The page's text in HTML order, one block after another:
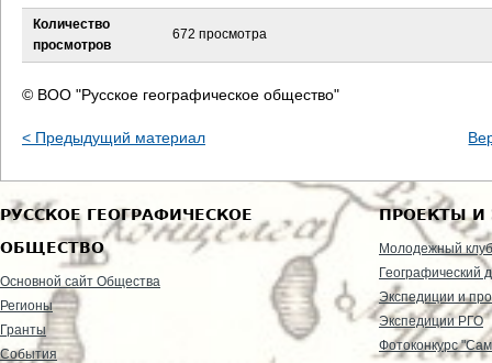
Количество
просмотров
672 просмотра
© ВОО "Русское географическое общество"
< Предыдущий материал
РУССКОЕ ГЕОГРАФИЧЕСКОЕ
ОБЩЕСТВО
Основной сайт Общества
Регионы
Гранты
События
ПРОЕКТЫ И
Молодежный клуб
Географический
Экспедиции и
Экспедиции РГО
Фотоконкурс